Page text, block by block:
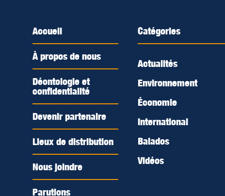
Accueil
À propos de nous
Déontologie et
confidentialité
Devenir partenaire
Lieux de distribution
Nous joindre
Parutions
Catégories
Actualités
Environnement
Économie
International
Balados
Vidéos